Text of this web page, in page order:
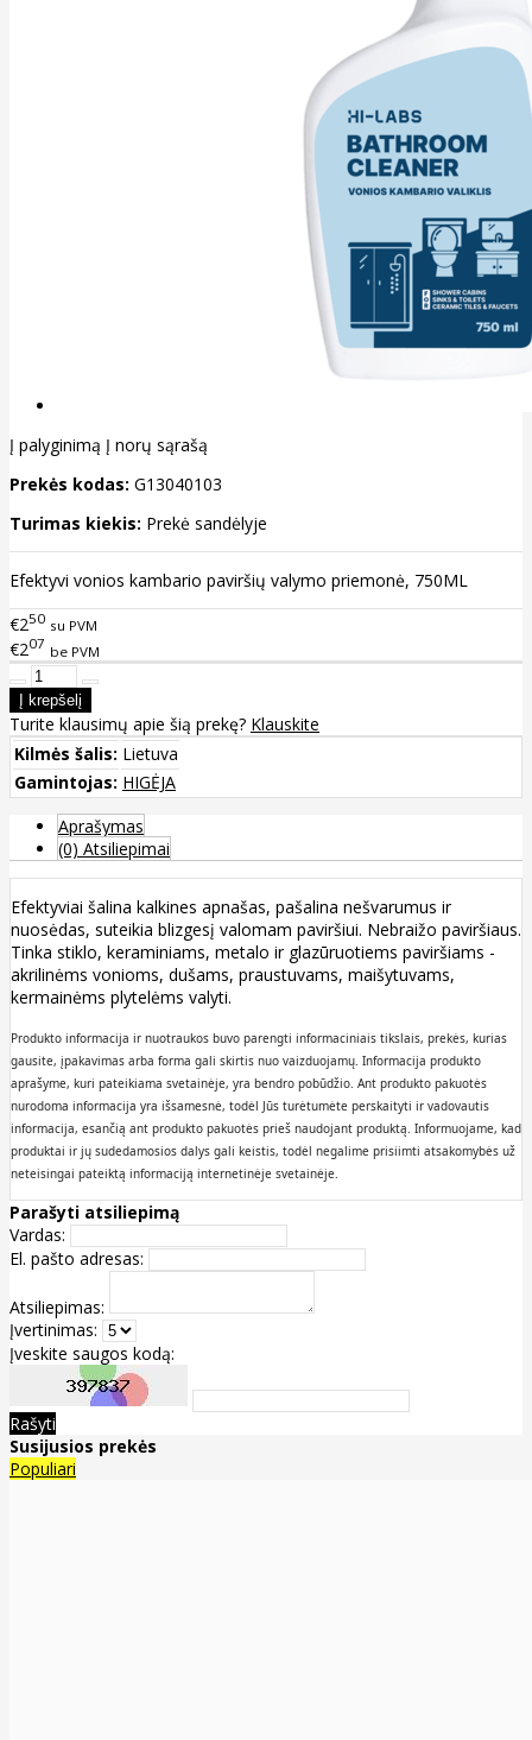
Į palyginimą Į norų sąrašą
Prekės kodas: G13040103
Turimas kiekis: Prekė sandėlyje
Efektyvi vonios kambario paviršių valymo priemonė, 750ML
€250 su PVM
€207 be PVM
Turite klausimų apie šią prekę? Klauskite
Kilmės šalis: Lietuva
Gamintojas: HIGĖJA
Aprašymas
(0) Atsiliepimai
Efektyviai šalina kalkines apnašas, pašalina nešvarumus ir
nuosėdas, suteikia blizgesį valomam paviršiui. Nebraižo paviršiaus.
Tinka stiklo, keraminiams, metalo ir glazūruotiems paviršiams -
akrilinėms vonioms, dušams, praustuvams, maišytuvams,
kermainėms plytelėms valyti.
Produkto informacija ir nuotraukos buvo parengti informaciniais tikslais, prekės, kurias
gausite, įpakavimas arba forma gali skirtis nuo vaizduojamų. Informacija produkto
aprašyme, kuri pateikiama svetainėje, yra bendro pobūdžio. Ant produkto pakuotės
nurodoma informacija yra išsamesnė, todėl Jūs turėtumėte perskaityti ir vadovautis
informacija, esančią ant produkto pakuotės prieš naudojant produktą. Informuojame, kad
produktai ir jų sudedamosios dalys gali keistis, todėl negalime prisiimti atsakomybės už
neteisingai pateiktą informaciją internetinėje svetainėje.
Parašyti atsiliepimą
Vardas:
El. pašto adresas:
Atsiliepimas:
Įvertinimas:
Įveskite saugos kodą:
Rašyti
Susijusios prekės
Populiari